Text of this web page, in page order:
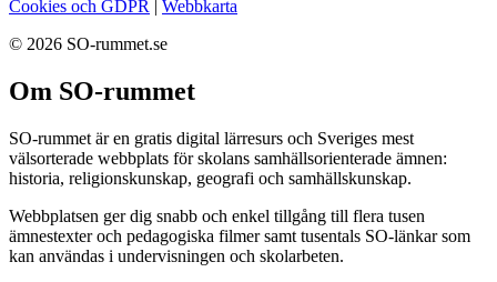
Cookies och GDPR | Webbkarta
© 2026 SO-rummet.se
Om SO-rummet
SO-rummet är en gratis digital lärresurs och Sveriges mest
välsorterade webbplats för skolans samhällsorienterade ämnen:
historia, religionskunskap, geografi och samhällskunskap.
Webbplatsen ger dig snabb och enkel tillgång till flera tusen
ämnestexter och pedagogiska filmer samt tusentals SO-länkar som
kan användas i undervisningen och skolarbeten.